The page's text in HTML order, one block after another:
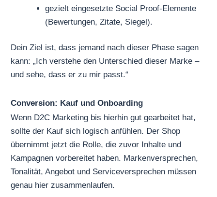
gezielt eingesetzte Social Proof-Elemente
(Bewertungen, Zitate, Siegel).
Dein Ziel ist, dass jemand nach dieser Phase sagen
kann: „Ich verstehe den Unterschied dieser Marke –
und sehe, dass er zu mir passt.“
Conversion: Kauf und Onboarding
Wenn D2C Marketing bis hierhin gut gearbeitet hat,
sollte der Kauf sich logisch anfühlen. Der Shop
übernimmt jetzt die Rolle, die zuvor Inhalte und
Kampagnen vorbereitet haben. Markenversprechen,
Tonalität, Angebot und Serviceversprechen müssen
genau hier zusammenlaufen.